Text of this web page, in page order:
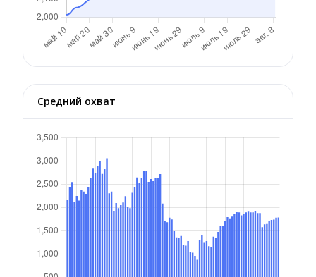
Средний охват